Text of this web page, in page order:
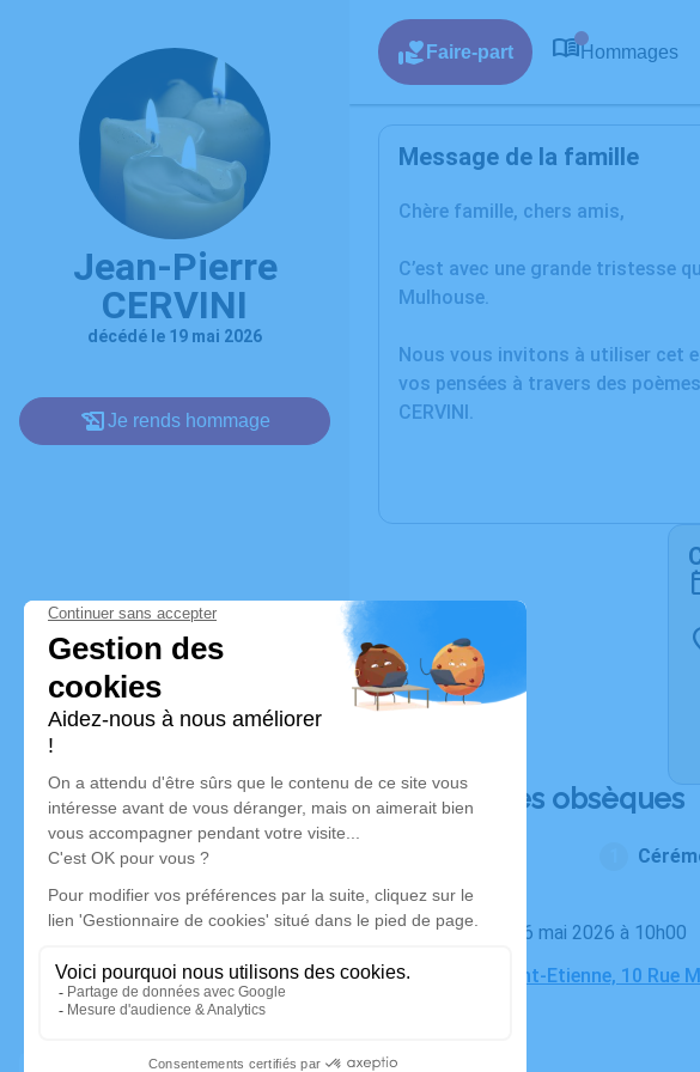
Jean-Pierre
CERVINI
décédé le 19 mai 2026
Je rends hommage
Faire-part Hommages
Message de la famille
Chère famille, chers amis,
C’est avec une grande tristesse
Mulhouse.
Nous vous invitons à utiliser cet
vos pensées à travers des
CERVINI.
Déroulé des obsèques
Le mardi 26 mai 2026 à 10h00
Eglise Saint-Etienne, 10 Rue